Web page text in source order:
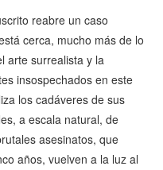
reabre un caso
cerca, mucho más de lo
arte surrealista y la
insospechados en este
los cadáveres de sus
a escala natural, de
asesinatos, que
años, vuelven a la luz al